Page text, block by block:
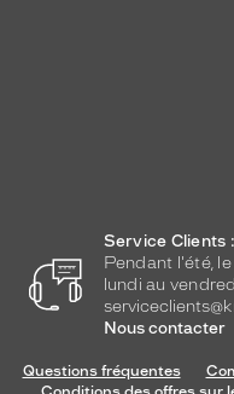
Service Clients
Pendant l'été,
lundi au
Nous contacter
Questions fréquentes